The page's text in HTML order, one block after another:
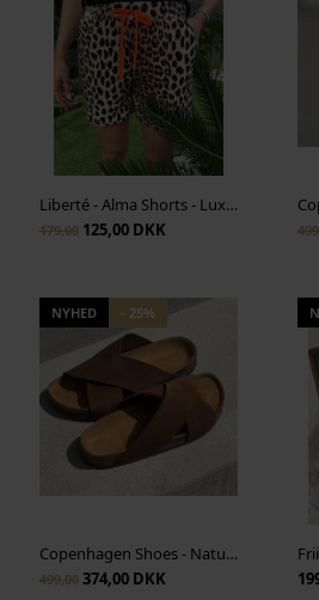
Liberté - Alma Shorts - Lux Leo x Neon Orange
179,00125,00 DKK
NYHED - 25%
Copenhagen Shoes - Nature Steps - Dark Brown
499,00374,00 DKK